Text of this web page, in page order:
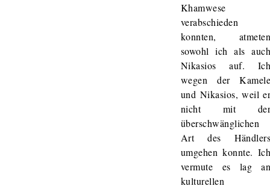
Khamwese
verabschieden
konnten,
sowohl ich als
Nikasios auf.
wegen der
und Nikasios, weil
nicht mit
überschwänglichen
Art des
umgehen konnte.
vermute es lag
kulturellen